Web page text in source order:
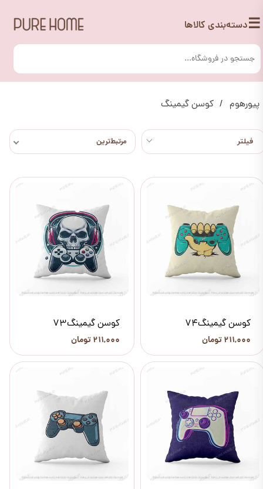
☰دسته‌بندی کالاها
پیورهوم کوسن گیمینگ
مرتبط‌ترین
کوسن گیمینگ74
۲۱۱,۰۰۰ تومان
کوسن گیمینگ73
۲۱۱,۰۰۰ تومان